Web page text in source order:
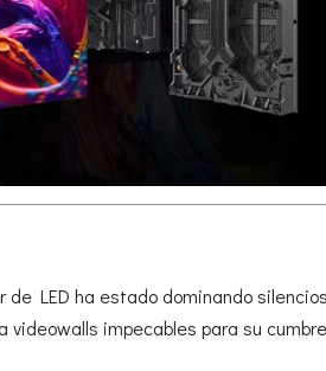
LED ha estado dominando
impecables para su